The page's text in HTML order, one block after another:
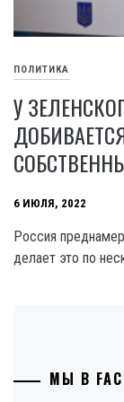
ПОЛИТИКА
У
6 ИЮЛЯ, 2022
Россия
делает это по
МЫ В